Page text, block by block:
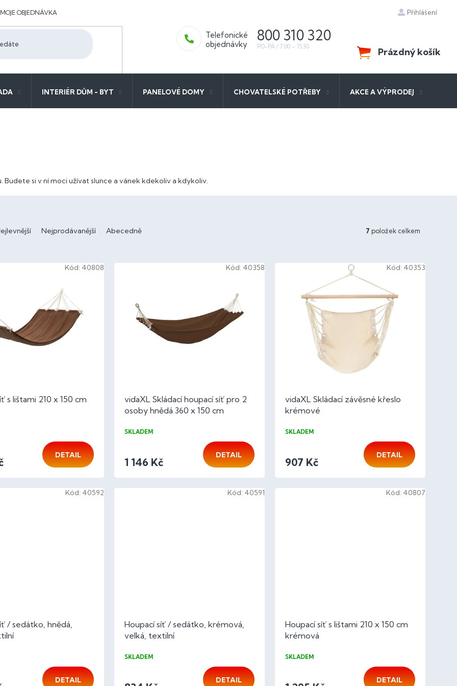
MOJE OBJEDNÁVKA Přihlášení
800 310 320
NÁKUPNÍ
KOŠÍK
Prázdný košík
INTERIÉR DŮM - BYT PANELOVÉ DOMY CHOVATELSKÉ POTŘEBY AKCE A VÝPRODEJ
Budete si v ní moci užívat slunce a vánek kdekoliv a kdykoliv.
Nejprodávanější Abecedně 7 položek celkem
s lištami 210 x 150 cm
DETAIL
Kód: 40808
vidaXL Skládací houpací síť pro 2
osoby hnědá 360 x 150 cm
SKLADEM
1 146 Kč
DETAIL
Kód: 40358
vidaXL Skládací závěsné křeslo
krémové
SKLADEM
907 Kč
DETAIL
Kód: 40353
/ sedátko, hnědá,
DETAIL
Kód: 40592
Houpací síť / sedátko, krémová,
velká, textilní
SKLADEM
DETAIL
Kód: 40591
Houpací síť s lištami 210 x 150 cm
krémová
SKLADEM
DETAIL
Kód: 40807